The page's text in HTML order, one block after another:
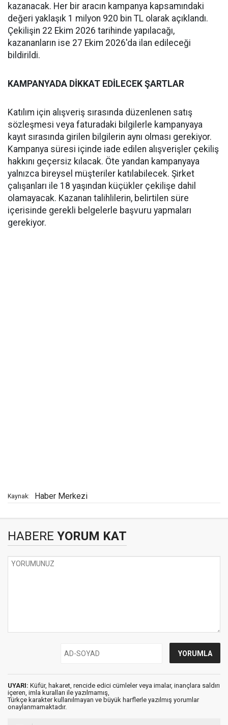
kazanacak. Her bir aracın kampanya kapsamındaki
değeri yaklaşık 1 milyon 920 bin TL olarak açıklandı.
Çekilişin 22 Ekim 2026 tarihinde yapılacağı,
kazananların ise 27 Ekim 2026'da ilan edileceği
bildirildi.
KAMPANYADA DİKKAT EDİLECEK ŞARTLAR
Katılım için alışveriş sırasında düzenlenen satış
sözleşmesi veya faturadaki bilgilerle kampanyaya
kayıt sırasında girilen bilgilerin aynı olması gerekiyor.
Kampanya süresi içinde iade edilen alışverişler çekiliş
hakkını geçersiz kılacak. Öte yandan kampanyaya
yalnızca bireysel müşteriler katılabilecek. Şirket
çalışanları ile 18 yaşından küçükler çekilişe dahil
olamayacak. Kazanan talihlilerin, belirtilen süre
içerisinde gerekli belgelerle başvuru yapmaları
gerekiyor.
Kaynak: Haber Merkezi
HABERE YORUM KAT
UYARI: Küfür, hakaret, rencide edici cümleler veya imalar, inançlara saldırı
içeren, imla kuralları ile yazılmamış,
Türkçe karakter kullanılmayan ve büyük harflerle yazılmış yorumlar
onaylanmamaktadır.